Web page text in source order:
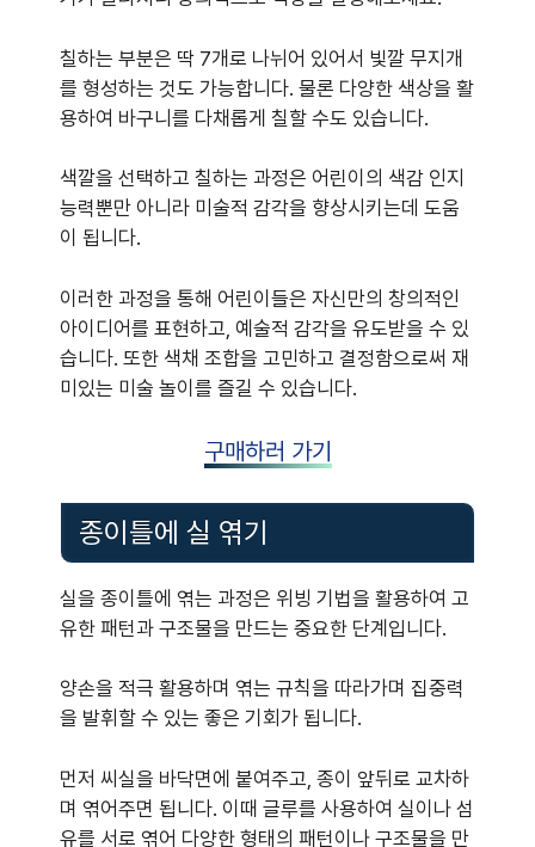
칠하는 부분은 딱 7개로 나뉘어 있어서 빛깔 무지개
를 형성하는 것도 가능합니다. 물론 다양한 색상을 활
용하여 바구니를 다채롭게 칠할 수도 있습니다.
색깔을 선택하고 칠하는 과정은 어린이의 색감 인지
능력뿐만 아니라 미술적 감각을 향상시키는데 도움
이 됩니다.
이러한 과정을 통해 어린이들은 자신만의 창의적인
아이디어를 표현하고, 예술적 감각을 유도받을 수 있
습니다. 또한 색채 조합을 고민하고 결정함으로써 재
미있는 미술 놀이를 즐길 수 있습니다.
구매하러 가기
종이틀에 실 엮기
실을 종이틀에 엮는 과정은 위빙 기법을 활용하여 고
유한 패턴과 구조물을 만드는 중요한 단계입니다.
양손을 적극 활용하며 엮는 규칙을 따라가며 집중력
을 발휘할 수 있는 좋은 기회가 됩니다.
먼저 씨실을 바닥면에 붙여주고, 종이 앞뒤로 교차하
며 엮어주면 됩니다. 이때 글루를 사용하여 실이나 섬
유를 서로 엮어 다양한 형태의 패턴이나 구조물을 만